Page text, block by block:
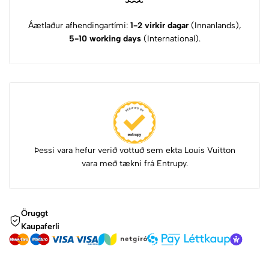
Áætlaður afhendingartími: 1-2 virkir dagar (Innanlands),
5-10 working days(International).
Þessi vara hefur verið vottuð sem ekta Louis Vuitton
vara með tækni frá Entrupy.
Öruggt
Kaupaferli